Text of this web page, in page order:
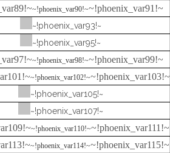
~!phoenix_var90!~~!phoenix_var91!~
~!phoenix_var93!~
~!phoenix_var95!~
~!phoenix_var98!~~!phoenix_var99!~
~!phoenix_var102!~~!phoenix_var103!~
~!phoenix_var105!~
~!phoenix_var107!~
~!phoenix_var110!~~!phoenix_var111!~
~!phoenix_var114!~~!phoenix_var115!~